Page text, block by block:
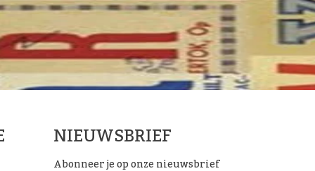
NIEUWSBRIEF
Abonneer je op onze nieuwsbrief